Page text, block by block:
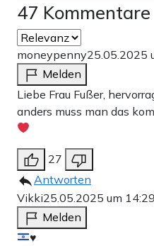
47 Kommentare
moneypenny25.05.2025
Melden
Liebe Frau Fußer,
anders muss man das
27
Antworten
Vikki25.05.2025 um
Melden
♥️